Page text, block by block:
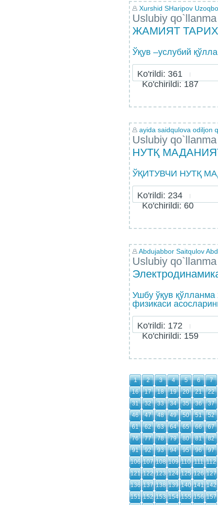
Xurshid SHaripov
Uslubiy qo`llanma
ЖАМИЯТ
Ўқув –услубий
Ko'rildi: 361
Ko'chirildi: 187
ayida saidqulova odiljon
Uslubiy qo`llanma
НУТҚ
ЎҚИТУВЧИ НУТҚ
Ko'rildi: 234
Ko'chirildi: 60
Abdujabbor Saitqulov
Uslubiy qo`llanma
Ушбу ўқув қўлланма
физикаси
Ko'rildi: 172
Ko'chirildi: 159
1 2 3 4 5 6
7
16
17 18 19 20 21
22
31
32 33 34 35 36
37
46
47 48 49 50 51
52
61
62 63 64 65 66
67
76
77 78 79 80 81
82
91
92 93 94 95 96
97
106 107 108 109 110 111 112
121 122 123 124 125 126 127
136 137 138 139 140 141 142
151 152 153 154 155 156 157